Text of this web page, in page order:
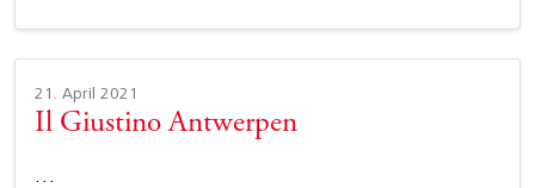
21. April 2021
Il Giustino Antwerpen
…